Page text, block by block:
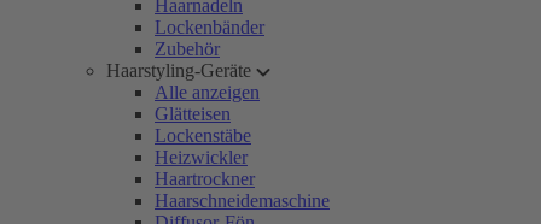
Haarnadeln
Lockenbänder
Zubehör
Haarstyling-Geräte
Alle anzeigen
Glätteisen
Lockenstäbe
Heizwickler
Haartrockner
Haarschneidemaschine